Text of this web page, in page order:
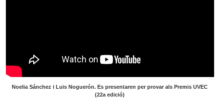
Noelia Sánchez i Luis Noguerón. Es presentaren per provar als Premis UVEC
(22a edició)